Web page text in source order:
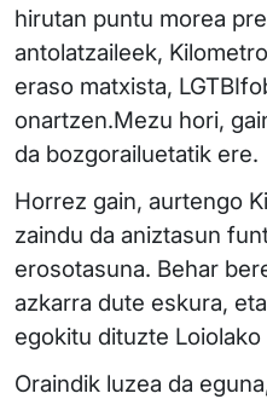
hirutan puntu morea
antolatzaileek,
eraso matxista,
onartzen.Mezu hori,
da bozgorailuetatik ere.
Horrez gain, aurtengo
zaindu da aniztasun
erosotasuna. Behar
azkarra dute eskura,
egokitu dituzte
Oraindik luzea da